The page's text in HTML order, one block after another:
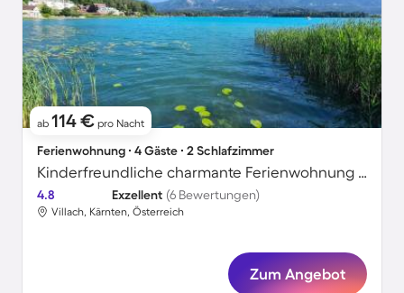
ab 114 € pro Nacht
Ferienwohnung ∙ 4 Gäste ∙ 2 Schlafzimmer
Kinderfreundliche charmante Ferienwohnung mit Terrasse, Grill und Garten | Gartenblick
4.8 Exzellent (6 Bewertungen)
Villach, Kärnten, Österreich
Zum Angebot